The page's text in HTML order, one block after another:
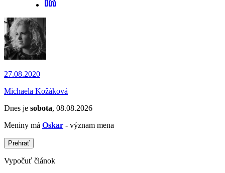
27.08.2020
Michaela Kožáková
Dnes je sobota, 08.08.2026
Meniny má Oskar - význam mena
Prehrať
Vypočuť článok